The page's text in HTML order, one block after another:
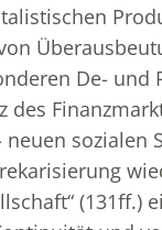
De- und
(131ff.)